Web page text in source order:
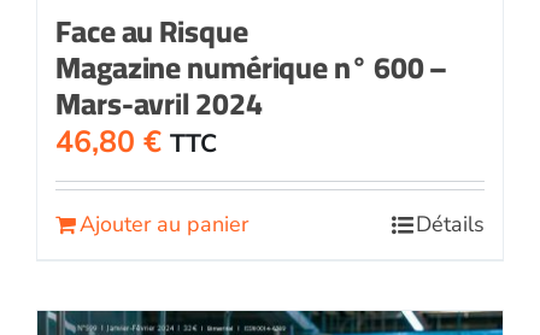
Face au Risque
Magazine numérique n° 600 –
Mars-avril 2024
46,80 € TTC
Ajouter au panier Détails